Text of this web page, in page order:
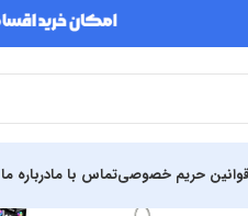
قوانین حریم خصوصیتماس با مادرباره ما